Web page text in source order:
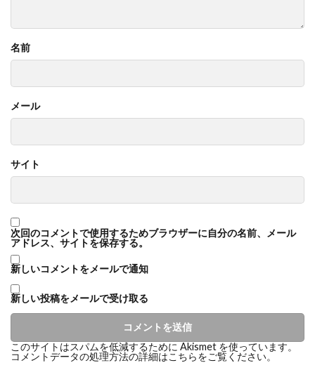
名前
メール
サイト
次回のコメントで使用するためブラウザーに自分の名前、メール
アドレス、サイトを保存する。
新しいコメントをメールで通知
新しい投稿をメールで受け取る
このサイトはスパムを低減するために Akismet を使っています。
コメントデータの処理方法の詳細はこちらをご覧ください。